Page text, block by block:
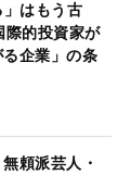
」はもう古
的投資家が
企業」の条
頼派芸人・